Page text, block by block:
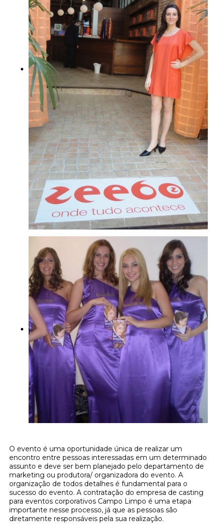
O evento é uma oportunidade única de realizar um
encontro entre pessoas interessadas em um determinado
assunto e deve ser bem planejado pelo departamento de
marketing ou produtora/ organizadora do evento. A
organização de todos detalhes é fundamental para o
sucesso do evento. A contratação do empresa de casting
para eventos corporativos Campo Limpo é uma etapa
importante nesse processo, já que as pessoas são
diretamente responsáveis pela sua realização.